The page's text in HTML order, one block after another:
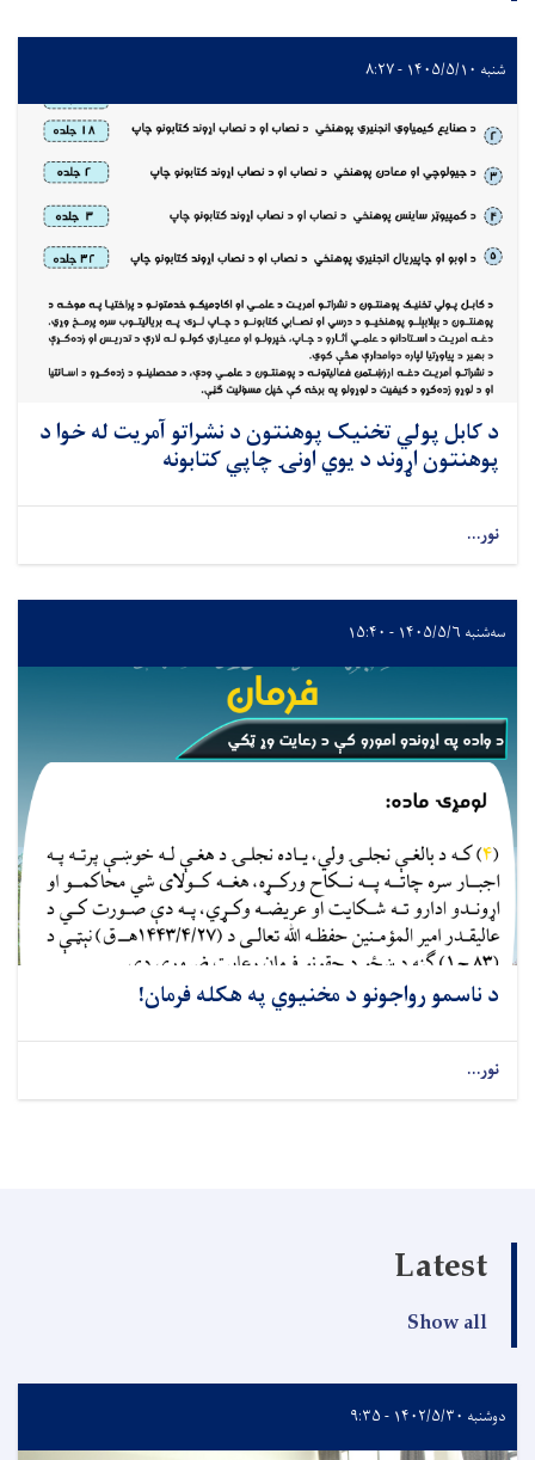
شنبه ۱۴۰۵/۵/۱۰ - ۸:۲۷
د کابل پولي تخنیک پوهنتون د نشراتو آمریت له خوا د
پوهنتون اړوند د یوي اونۍ چاپي کتابونه
نور...
سه‌شنبه ۱۴۰۵/۵/۶ - ۱۵:۴۰
د ناسمو رواجونو د مخنیوي په هکله فرمان!
نور...
Latest
Show all
دوشنبه ۱۴۰۲/۵/۳۰ - ۹:۳۵